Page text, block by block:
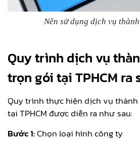
Nên sử dụng dịch vụ
Quy trình dịch vụ
trọn gói tại TPHCM ra
Quy trình thực hiện dịch vụ
tại TPHCM được diễn ra như sau:
Bước 1:Chọn loại hình công ty